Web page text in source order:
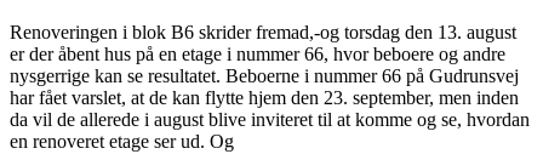
Renoveringen i blok B6 skrider fremad,-og torsdag den 13. august
er der åbent hus på en etage i nummer 66, hvor beboere og andre
nysgerrige kan se resultatet. Beboerne i nummer 66 på Gudrunsvej
har fået varslet, at de kan flytte hjem den 23. september, men inden
da vil de allerede i august blive inviteret til at komme og se, hvordan
en renoveret etage ser ud. Og